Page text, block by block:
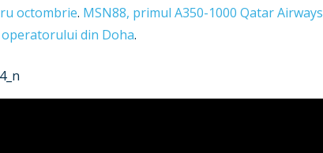
octombrie. MSN88, primul A350-1000 Qatar Airways
din Doha.